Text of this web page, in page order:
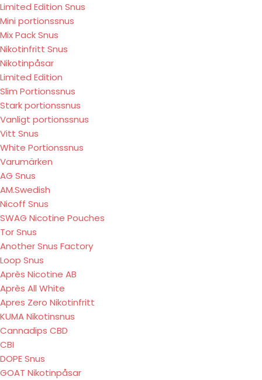
Limited Edition Snus
Mini portionssnus
Mix Pack Snus
Nikotinfritt Snus
Nikotinpåsar
Limited Edition
Slim Portionssnus
Stark portionssnus
Vanligt portionssnus
Vitt Snus
White Portionssnus
Varumärken
AG Snus
AM.Swedish
Nicoff Snus
SWAG Nicotine Pouches
Tor Snus
Another Snus Factory
Loop Snus
Après Nicotine AB
Après All White
Apres Zero Nikotinfritt
KUMA Nikotinsnus
Cannadips CBD
CBI
DOPE Snus
GOAT Nikotinpåsar